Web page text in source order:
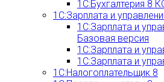
1С:Бухгалтерия 8
1С:Зарплата и
1С:Зарплата и
Базовая версия
1С:Зарплата и
1С:Зарплата и
1С:Налогоплательщик 8